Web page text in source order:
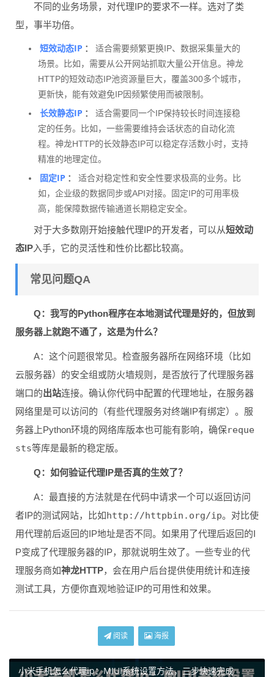
不同的业务场景，对代理IP的要求不一样。选对了类
型，事半功倍。
短效动态IP ：
适合需要频繁更换IP、数据采集量大的
场景。比如，需要从公开网站抓取大量公开信息。神龙
HTTP的短效动态IP池资源量巨大，覆盖300多个城市，
更新快，能有效避免IP因频繁使用而被限制。
长效静态IP ：
适合需要同一个IP保持较长时间连接稳
定的任务。比如，一些需要维持会话状态的自动化流
程。神龙HTTP的长效静态IP可以稳定存活数小时，支持
精准的地理定位。
固定IP ：
适合对稳定性和安全性要求极高的业务。比
如，企业级的数据同步或API对接。固定IP的可用率极
高，能保障数据传输通道长期稳定安全。
对于大多数刚开始接触代理IP的开发者，可以从短效动
态IP入手，它的灵活性和性价比都比较高。
常见问题QA
Q：我写的Python程序在本地测试代理是好的，但放到
服务器上就跑不通了，这是为什么？
A：这个问题很常见。检查服务器所在网络环境（比如
云服务器）的安全组或防火墙规则，是否放行了代理服务器
端口的出站连接。确认你代码中配置的代理地址，在服务器
网络里是可以访问的（有些代理服务对终端IP有绑定）。服
务器上Python环境的网络库版本也可能有影响，确保reque
sts等库是最新的稳定版。
Q：如何验证代理IP是否真的生效了？
A：最直接的方法就是在代码中请求一个可以返回访问
者IP的测试网站，比如http://httpbin.org/ip。对比使
用代理前后返回的IP地址是否不同。如果用了代理后返回的I
P变成了代理服务器的IP，那就说明生效了。一些专业的代
理服务商如神龙HTTP，会在用户后台提供使用统计和连接
测试工具，方便你直观地验证IP的可用性和效果。
阅读 海报
小米手机怎么代理ip：MIUI系统设置方法，三步快速完成